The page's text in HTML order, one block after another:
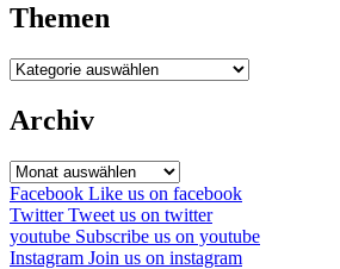
Themen
Themen
Archiv
Archiv
Facebook Like us on facebook
TwitterTweet us on twitter
youtube Subscribe us on youtube
Instagram Join us on instagram